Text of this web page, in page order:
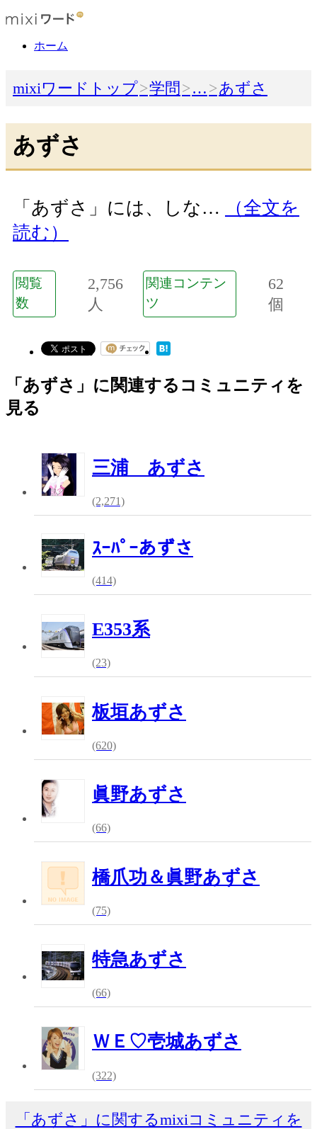
ホーム
mixiワードトップ 学問 … あずさ
あずさ
「あずさ」には、しな…
（全文を
読む）
閲覧
数
2,756
人
関連コンテン
ツ
62
個
「あずさ」に関連するコミュニティを
見る
三浦 あずさ
(2,271)
ｽｰﾊﾟｰあずさ
(414)
E353系
(23)
板垣あずさ
(620)
眞野あずさ
(66)
橋爪功＆眞野あずさ
(75)
特急あずさ
(66)
ＷＥ♡壱城あずさ
(322)
「あずさ」に関するmixiコミュニティを